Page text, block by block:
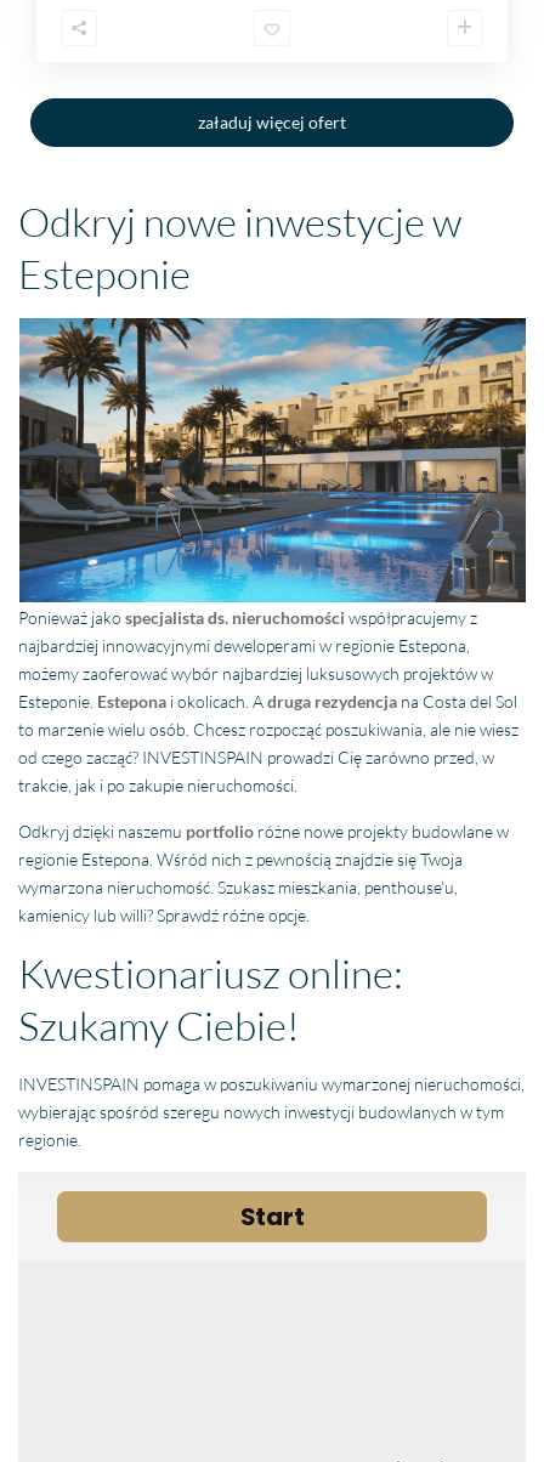
załaduj więcej ofert
Odkryj nowe inwestycje w
Esteponie
Ponieważ jakospecjalista ds. nieruchomościwspółpracujemy z
najbardziej innowacyjnymi deweloperami w regionie Estepona,
możemy zaoferować wybór najbardziej luksusowych projektów w
Esteponie. Estepona i okolicach. Adruga rezydencja na Costa del Sol
to marzenie wielu osób. Chcesz rozpocząć poszukiwania, ale nie wiesz
od czego zacząć? INVESTINSPAIN prowadzi Cię zarówno przed, w
trakcie, jak i po zakupie nieruchomości.
Odkryj dzięki naszemu portfolio różne nowe projekty budowlane w
regionie Estepona. Wśród nich z pewnością znajdzie się Twoja
wymarzona nieruchomość. Szukasz mieszkania, penthouse’u,
kamienicy lub willi? Sprawdź różne opcje.
Kwestionariusz online:
Szukamy Ciebie!
INVESTINSPAIN pomaga w poszukiwaniu wymarzonej nieruchomości,
wybierając spośród szeregu nowych inwestycji budowlanych w tym
regionie.